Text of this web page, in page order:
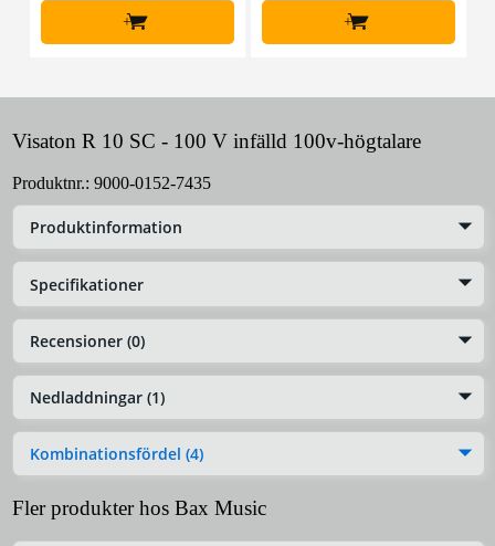
+ +
Visaton R 10 SC - 100 V infälld 100v-högtalare
Produktnr.: 9000-0152-7435
Produktinformation
Specifikationer
Recensioner (0)
Nedladdningar (1)
Kombinationsfördel (4)
Fler produkter hos Bax Music